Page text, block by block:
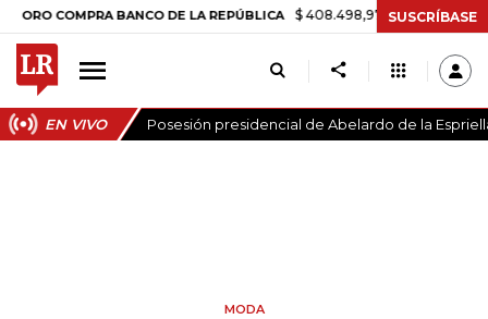
BANCO DE LA REPÚBLICA $ 408.498,97 +$ 8.753,81 +2,19%
SUSCRÍBASE
EN VIVO Posesión presidencial de Abelardo de la
MODA